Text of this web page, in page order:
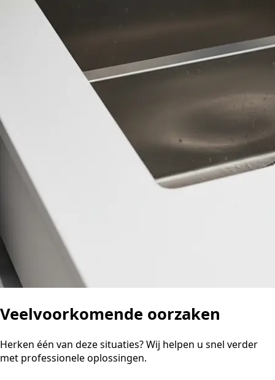
Veelvoorkomende oorzaken
Herken één van deze situaties? Wij helpen u snel verder
met professionele oplossingen.